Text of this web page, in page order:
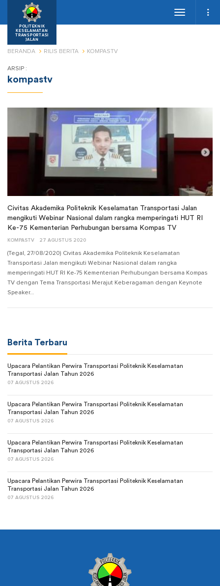
POLITEKNIK
KESELAMATAN
TRANSPORTASI
JALAN
Toggle
BERANDA RILIS BERITA KOMPASTV
ARSIP :
kompastv
Civitas Akademika Politeknik Keselamatan Transportasi Jalan
mengikuti Webinar Nasional dalam rangka memperingati HUT RI
Ke-75 Kementerian Perhubungan bersama Kompas TV
KOMPASTV 27 AGUSTUS 2020
(Tegal, 27/08/2020) Civitas Akademika Politeknik Keselamatan
Transportasi Jalan mengikuti Webinar Nasional dalam rangka
memperingati HUT RI Ke-75 Kementerian Perhubungan bersama Kompas
TV dengan Tema Transportasi Merajut Keberagaman dengan Keynote
Speaker…
Berita Terbaru
Upacara Pelantikan Perwira Transportasi Politeknik Keselamatan
Transportasi Jalan Tahun 2026
07 AGUSTUS 2026
Upacara Pelantikan Perwira Transportasi Politeknik Keselamatan
Transportasi Jalan Tahun 2026
07 AGUSTUS 2026
Upacara Pelantikan Perwira Transportasi Politeknik Keselamatan
Transportasi Jalan Tahun 2026
07 AGUSTUS 2026
Upacara Pelantikan Perwira Transportasi Politeknik Keselamatan
Transportasi Jalan Tahun 2026
07 AGUSTUS 2026